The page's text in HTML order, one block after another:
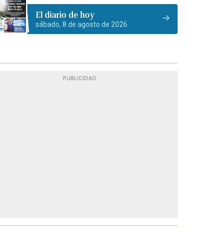
El diario de hoy
sábado, 8 de agosto de 2026
PUBLICIDAD